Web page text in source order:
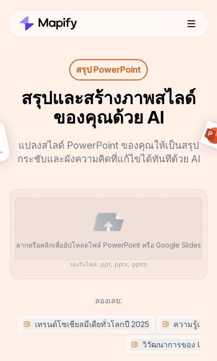
สรุป PowerPoint
สรุปและสร้างภาพสไลด์
ของคุณด้วย AI
แปลงสไลด์ PowerPoint ของคุณให้เป็นสรุป
กระชับและผังความคิดที่แก้ไขได้ทันทีด้วย AI
ลากหรือคลิกเพื่ออัปโหลดไฟล์ PowerPoint หรือ Google Slides
รองรับไฟล์: .ppt, .pptx, .pptm
ลองเลย:
เทรนด์โซเชียลมีเดียทั่วโลกปี 2025 ความรู้เบื้อง
วิวัฒนาการของ Uber